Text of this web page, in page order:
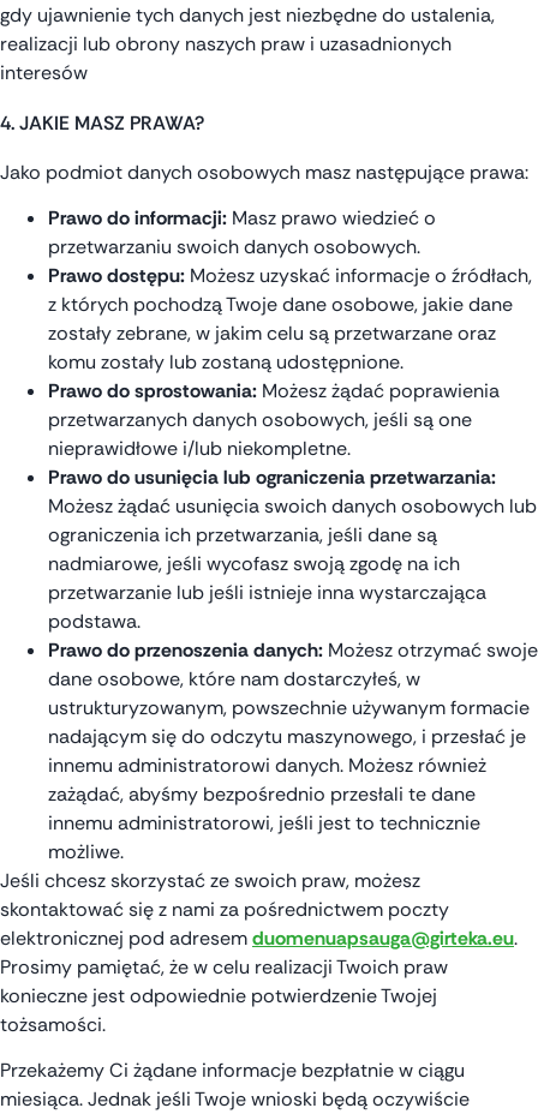
gdy ujawnienie tych danych jest niezbędne do ustalenia,
realizacji lub obrony naszych praw i uzasadnionych
interesów
4. JAKIE MASZ PRAWA?
Jako podmiot danych osobowych masz następujące prawa:
Prawo do informacji: Masz prawo wiedzieć o
przetwarzaniu swoich danych osobowych.
Prawo dostępu: Możesz uzyskać informacje o źródłach,
z których pochodzą Twoje dane osobowe, jakie dane
zostały zebrane, w jakim celu są przetwarzane oraz
komu zostały lub zostaną udostępnione.
Prawo do sprostowania: Możesz żądać poprawienia
przetwarzanych danych osobowych, jeśli są one
nieprawidłowe i/lub niekompletne.
Prawo do usunięcia lub ograniczenia przetwarzania:
Możesz żądać usunięcia swoich danych osobowych lub
ograniczenia ich przetwarzania, jeśli dane są
nadmiarowe, jeśli wycofasz swoją zgodę na ich
przetwarzanie lub jeśli istnieje inna wystarczająca
podstawa.
Prawo do przenoszenia danych: Możesz otrzymać swoje
dane osobowe, które nam dostarczyłeś, w
ustrukturyzowanym, powszechnie używanym formacie
nadającym się do odczytu maszynowego, i przesłać je
innemu administratorowi danych. Możesz również
zażądać, abyśmy bezpośrednio przesłali te dane
innemu administratorowi, jeśli jest to technicznie
możliwe.
Jeśli chcesz skorzystać ze swoich praw, możesz
skontaktować się z nami za pośrednictwem poczty
elektronicznej pod adresemduomenuapsauga@girteka.eu.
Prosimy pamiętać, że w celu realizacji Twoich praw
konieczne jest odpowiednie potwierdzenie Twojej
tożsamości.
Przekażemy Ci żądane informacje bezpłatnie w ciągu
miesiąca. Jednak jeśli Twoje wnioski będą oczywiście